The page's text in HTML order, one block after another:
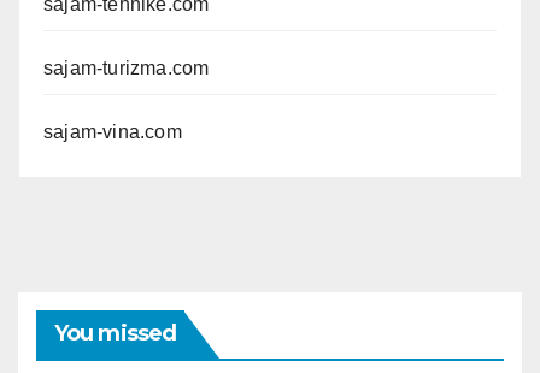
sajam-tehnike.com
sajam-turizma.com
sajam-vina.com
You missed